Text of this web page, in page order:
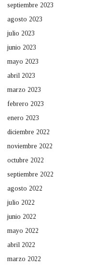
septiembre 2023
agosto 2023
julio 2023
junio 2023
mayo 2023
abril 2023
marzo 2023
febrero 2023
enero 2023
diciembre 2022
noviembre 2022
octubre 2022
septiembre 2022
agosto 2022
julio 2022
junio 2022
mayo 2022
abril 2022
marzo 2022